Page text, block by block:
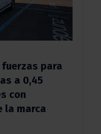
fuerzas para
a 0,45
con
la marca